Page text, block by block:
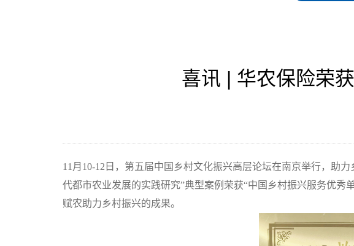
喜讯 | 华农保险荣
11月10-12日，第五届中国乡村文化振兴高层论坛在南京举行，助
代都市农业发展的实践研究”典型案例荣获“中国乡村振兴服务优
赋农助力乡村振兴的成果。